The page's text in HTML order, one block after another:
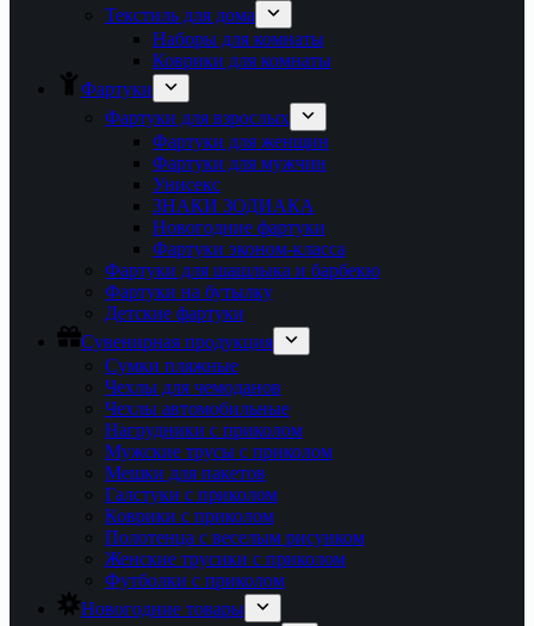
Текстиль для дома
Наборы для комнаты
Коврики для комнаты
Фартуки
Фартуки для взрослых
Фартуки для женщин
Фартуки для мужчин
Унисекс
ЗНАКИ ЗОДИАКА
Новогодние фартуки
Фартуки эконом-класса
Фартуки для шашлыка и барбекю
Фартуки на бутылку
Детские фартуки
Сувенирная продукция
Сумки пляжные
Чехлы для чемоданов
Чехлы автомобильные
Нагрудники с приколом
Мужские трусы с приколом
Мешки для пакетов
Галстуки с приколом
Коврики с приколом
Полотенца с веселым рисунком
Женские трусики с приколом
Футболки с приколом
Новогодние товары